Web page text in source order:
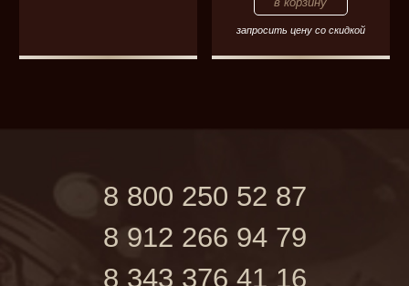
запросить цену со скидкой
8 800 250 52 87
8 912 266 94 79
8 343 376 41 16